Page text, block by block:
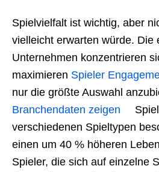
Spielvielfalt ist wichtig, aber
vielleicht erwarten würde. Die
Unternehmen konzentrieren
maximieren Spieler
nur die größte Auswahl
Branchendaten zeigen
verschiedenen Spieltypen
einen um 40 % höheren
Spieler, die sich auf einzelne